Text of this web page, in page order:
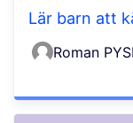
Lär barn att
Roman